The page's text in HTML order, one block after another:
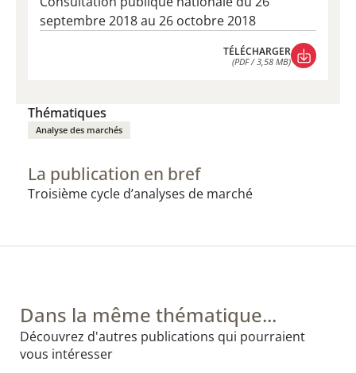
septembre 2018 au 26 octobre 2018
TÉLÉCHARGER
(PDF / 3,58 MB)
Thématiques
Analyse des marchés
La publication en bref
​Troisième cycle d’analyses de marché
Dans la même thématique...
Découvrez d'autres publications qui pourraient
vous intéresser